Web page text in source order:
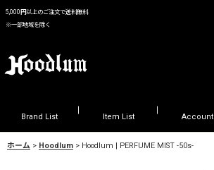
5,000円以上のご注文で送料無料
※一部地域を除く
Brand List Item List Account
ホーム > Hoodlum > Hoodlum | PERFUME MIST -50s-